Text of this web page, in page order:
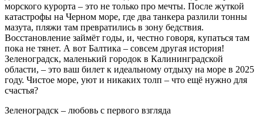
морского курорта – это не только про мечты. После жуткой
катастрофы на Черном море, где два танкера разлили тонны
мазута, пляжи там превратились в зону бедствия.
Восстановление займёт годы, и, честно говоря, купаться там
пока не тянет. А вот Балтика – совсем другая история!
Зеленоградск, маленький городок в Калининградской
области, – это ваш билет к идеальному отдыху на море в 2025
году. Чистое море, уют и никаких толп – что ещё нужно для
счастья?
Зеленоградск – любовь с первого взгляда